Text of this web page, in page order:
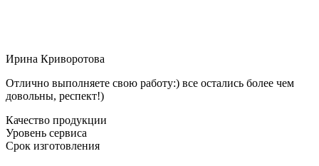
Ирина Криворотова
Отлично выполняете свою работу:) все остались более чем
довольны, респект!)
Качество продукции
Уровень сервиса
Срок изготовления